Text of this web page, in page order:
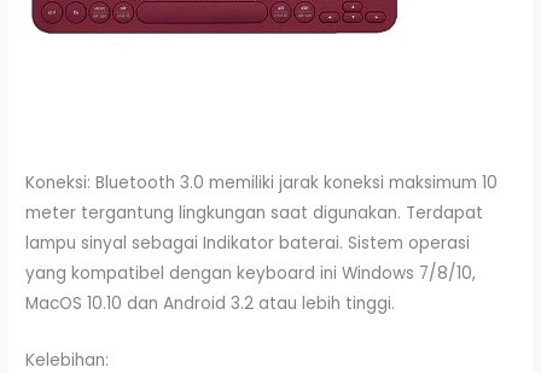
Koneksi: Bluetooth 3.0 memiliki jarak koneksi maksimum 10
meter tergantung lingkungan saat digunakan. Terdapat
lampu sinyal sebagai Indikator baterai. Sistem operasi
yang kompatibel dengan keyboard ini Windows 7/8/10,
MacOS 10.10 dan Android 3.2 atau lebih tinggi.
Kelebihan: